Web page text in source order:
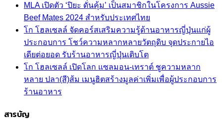
MLA เปิดตัว ‘ปิยะ ดั่นคุ้ม’ เป็นสมาชิกในโครงการ Aussie
Beef Mates 2024 สำหรับประเทศไทย
โก โฮลเซลล์ จัดคอร์สเสริมความรู้ด้านอาหารญี่ปุ่นแก่ผู้
ประกอบการ โชว์ความหลากหลายวัตถุดิบ จุดประกายไอ
เดียต่อยอด รับร้านอาหารญี่ปุ่นเติบโต
โก โฮลเซลล์ เปิดโลก แซลมอน-เทราต์ ชูความหลาก
หลาย ปลา(สี)ส้ม เมนูฮิตสร้างมูลค่าเพิ่มเพื่อผู้ประกอบการ
ร้านอาหาร
สารบัญ